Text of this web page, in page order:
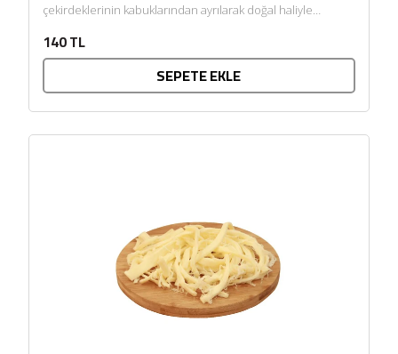
çekirdeklerinin kabuklarından ayrılarak doğal haliyle
140 TL
SEPETE EKLE